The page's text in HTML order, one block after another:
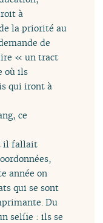
à
la priorité au
de
« un tract
où ils
qui iront à
ce
il fallait
année on
qui se sont
Du
selfie : ils se